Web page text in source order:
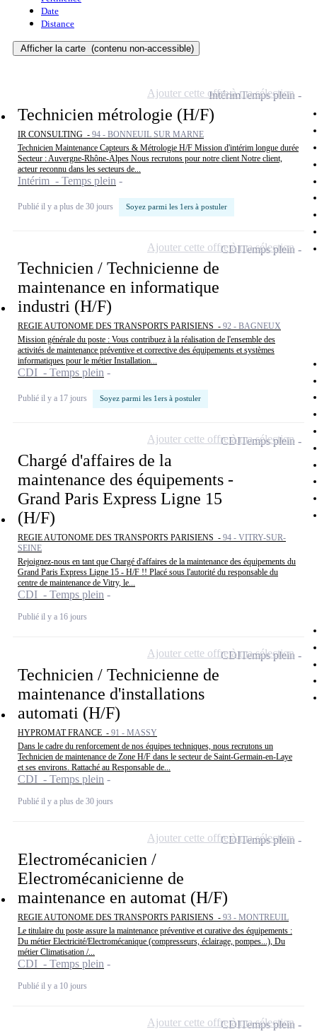
Date
Distance
Afficher la carte (contenu non-accessible)
Technicien métrologie (H/F)
IR CONSULTING - 94 - BONNEUIL SUR MARNE
Technicien Maintenance Capteurs & Métrologie H/F Mission d'intérim longue durée
Secteur : Auvergne-Rhône-Alpes Nous recrutons pour notre client Notre client,
acteur reconnu dans les secteurs de...
Intérim - Temps plein
Publié il y a plus de 30 jours Soyez parmi les 1ers à postuler
IntérimTemps plein
Ajouter cette offre à ma sélection
Technicien / Technicienne de
maintenance en informatique
industri (H/F)
REGIE AUTONOME DES TRANSPORTS PARISIENS - 92 - BAGNEUX
Mission générale du poste : Vous contribuez à la réalisation de l'ensemble des
activités de maintenance préventive et corrective des équipements et systèmes
informatiques pour le métier Installation...
CDI - Temps plein
Publié il y a 17 jours Soyez parmi les 1ers à postuler
CDITemps plein
Ajouter cette offre à ma sélection
Chargé d'affaires de la
maintenance des équipements -
Grand Paris Express Ligne 15
(H/F)
REGIE AUTONOME DES TRANSPORTS PARISIENS - 94 - VITRY-SUR-
SEINE
Rejoignez-nous en tant que Chargé d'affaires de la maintenance des équipements du
Grand Paris Express Ligne 15 - H/F !! Placé sous l'autorité du responsable du
centre de maintenance de Vitry, le...
CDI - Temps plein
Publié il y a 16 jours
CDITemps plein
Ajouter cette offre à ma sélection
Technicien / Technicienne de
maintenance d'installations
automati (H/F)
HYPROMAT FRANCE - 91 - MASSY
Dans le cadre du renforcement de nos équipes techniques, nous recrutons un
Technicien de maintenance de Zone H/F dans le secteur de Saint-Germain-en-Laye
et ses environs. Rattaché au Responsable de...
CDI - Temps plein
Publié il y a plus de 30 jours
CDITemps plein
Ajouter cette offre à ma sélection
Electromécanicien /
Electromécanicienne de
maintenance en automat (H/F)
REGIE AUTONOME DES TRANSPORTS PARISIENS - 93 - MONTREUIL
Le titulaire du poste assure la maintenance préventive et curative des équipements :
Du métier Electricité/Electromécanique (compresseurs, éclairage, pompes...), Du
métier Climatisation /...
CDI - Temps plein
Publié il y a 10 jours
CDITemps plein
Ajouter cette offre à ma sélection
CDITemps plein
Ajouter cette offre à ma sélection